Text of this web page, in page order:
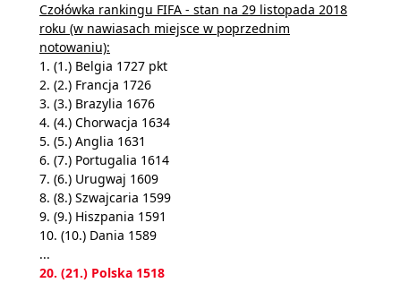
Czołówka rankingu FIFA - stan na 29 listopada 2018
roku (w nawiasach miejsce w poprzednim
notowaniu):
1. (1.) Belgia 1727 pkt
2. (2.) Francja 1726
3. (3.) Brazylia 1676
4. (4.) Chorwacja 1634
5. (5.) Anglia 1631
6. (7.) Portugalia 1614
7. (6.) Urugwaj 1609
8. (8.) Szwajcaria 1599
9. (9.) Hiszpania 1591
10. (10.) Dania 1589
...
20. (21.) Polska 1518